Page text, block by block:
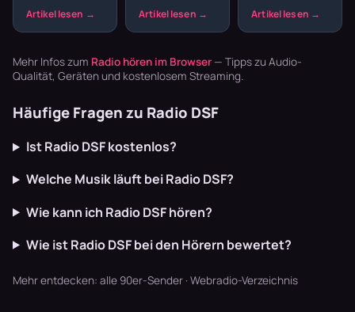
Der entspannte
die Texte
schaffen U…
den ganzen
basteln? Radio
läuft dur…
von echten
und Gitarren,
Mehr Infos zum Radio hören im Browser — Tipps zu Audio-
Qualität, Geräten und kostenlosem Streaming.
Häufige Fragen zu Radio DSF
Ist Radio DSF kostenlos?
Welche Musik läuft bei Radio DSF?
Wie kann ich Radio DSF hören?
Wie ist Radio DSF bei den Hörern bewertet?
Mehr entdecken: alle 90er-Sender · Webradio-Verzeichnis